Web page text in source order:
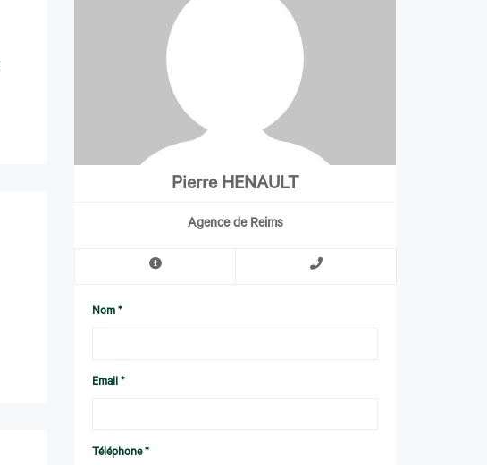
Pierre HENAULT
Agence de Reims
Nom *
Email *
Téléphone *